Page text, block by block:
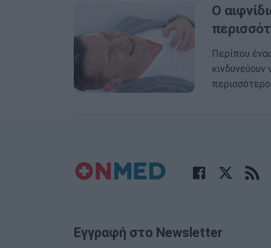
Ο
Περίπου
Εγγραφή στο Newsletter